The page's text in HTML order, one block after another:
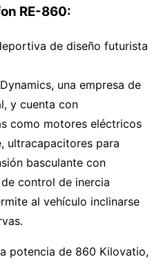
RE-860:
de diseño futurista
una empresa de
y cuenta con
como motores eléctricos
ultracapacitores para
basculante con
control de inercia
al vehículo inclinarse
potencia de 860 Kilovatio,